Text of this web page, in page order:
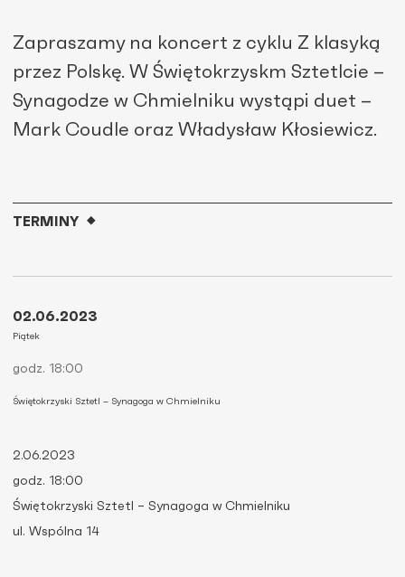
Zapraszamy na koncert z cyklu Z klasyką
przez Polskę. W Świętokrzyskm Sztetlcie –
Synagodze w Chmielniku wystąpi duet –
Mark Coudle oraz Władysław Kłosiewicz.
2.06.2023
godz. 18:00
Świętokrzyski Sztetl – Synagoga w Chmielniku
ul. Wspólna 14
TERMINY
02.06.2023
Piątek
godz. 18:00
Świętokrzyski Sztetl – Synagoga w Chmielniku